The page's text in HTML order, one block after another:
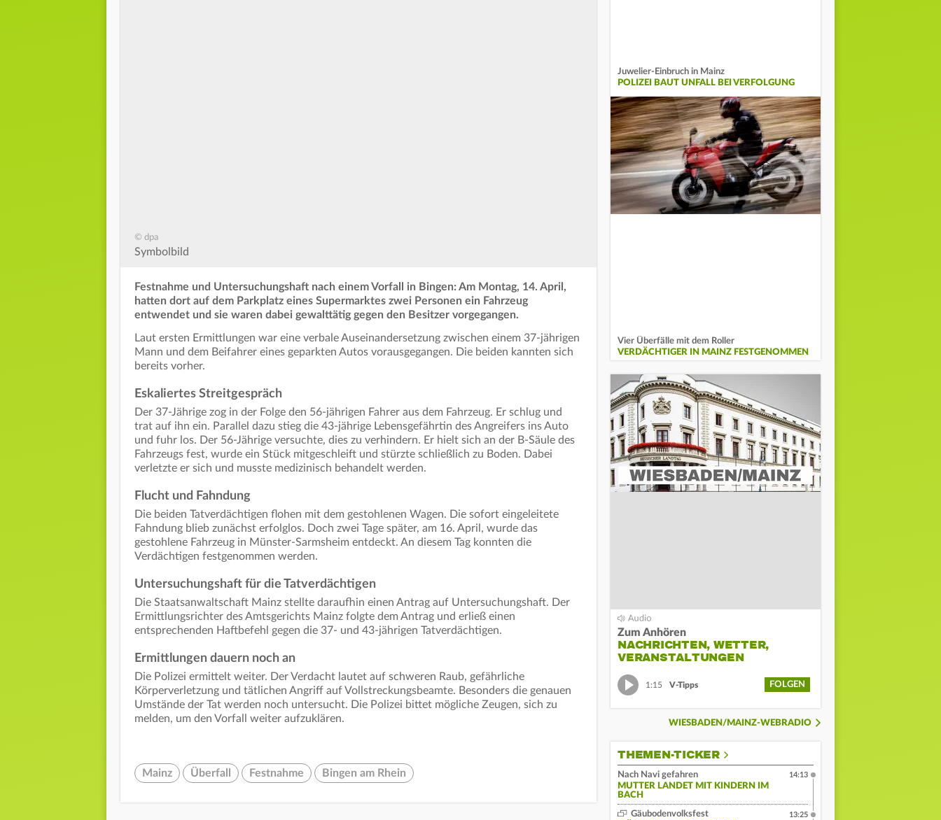
© dpa
Symbolbild
Festnahme und Untersuchungshaft nach einem Vorfall in Bingen: Am Montag, 14. April,
hatten dort auf dem Parkplatz eines Supermarktes zwei Personen ein Fahrzeug
entwendet und sie waren dabei gewalttätig gegen den Besitzer vorgegangen.
Laut ersten Ermittlungen war eine verbale Auseinandersetzung zwischen einem 37-jährigen
Mann und dem Beifahrer eines geparkten Autos vorausgegangen. Die beiden kannten sich
bereits vorher.
Eskaliertes Streitgespräch
Der 37-Jährige zog in der Folge den 56-jährigen Fahrer aus dem Fahrzeug. Er schlug und
trat auf ihn ein. Parallel dazu stieg die 43-jährige Lebensgefährtin des Angreifers ins Auto
und fuhr los. Der 56-Jährige versuchte, dies zu verhindern. Er hielt sich an der B-Säule des
Fahrzeugs fest, wurde ein Stück mitgeschleift und stürzte schließlich zu Boden. Dabei
verletzte er sich und musste medizinisch behandelt werden.
Flucht und Fahndung
Die beiden Tatverdächtigen flohen mit dem gestohlenen Wagen. Die sofort eingeleitete
Fahndung blieb zunächst erfolglos. Doch zwei Tage später, am 16. April, wurde das
gestohlene Fahrzeug in Münster-Sarmsheim entdeckt. An diesem Tag konnten die
Verdächtigen festgenommen werden.
Untersuchungshaft für die Tatverdächtigen
Die Staatsanwaltschaft Mainz stellte daraufhin einen Antrag auf Untersuchungshaft. Der
Ermittlungsrichter des Amtsgerichts Mainz folgte dem Antrag und erließ einen
entsprechenden Haftbefehl gegen die 37- und 43-jährigen Tatverdächtigen.
Ermittlungen dauern noch an
Die Polizei ermittelt weiter. Der Verdacht lautet auf schweren Raub, gefährliche
Körperverletzung und tätlichen Angriff auf Vollstreckungsbeamte. Besonders die genauen
Umstände der Tat werden noch untersucht. Die Polizei bittet mögliche Zeugen, sich zu
melden, um den Vorfall weiter aufzuklären.
Mainz Überfall Festnahme Bingen am Rhein
Juwelier-Einbruch in Mainz
POLIZEI BAUT UNFALL BEI VERFOLGUNG
Vier Überfälle mit dem Roller
VERDÄCHTIGER IN MAINZ FESTGENOMMEN
Zum Anhören
NACHRICHTEN, WETTER,
VERANSTALTUNGEN
1:15 V-Tipps FOLGEN
WIESBADEN/MAINZ-WEBRADIO
THEMEN-TICKER
Nach Navi gefahren
MUTTER LANDET MIT KINDERN IM
BACH
14:13
Gäubodenvolksfest
13:25